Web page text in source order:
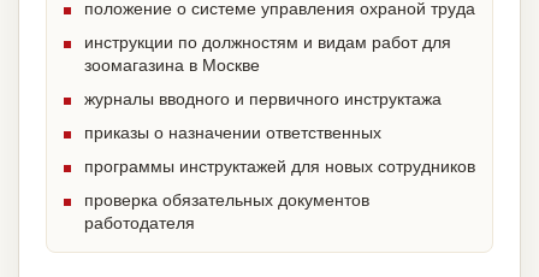
положение о системе управления охраной труда
инструкции по должностям и видам работ для
зоомагазина в Москве
журналы вводного и первичного инструктажа
приказы о назначении ответственных
программы инструктажей для новых сотрудников
проверка обязательных документов
работодателя